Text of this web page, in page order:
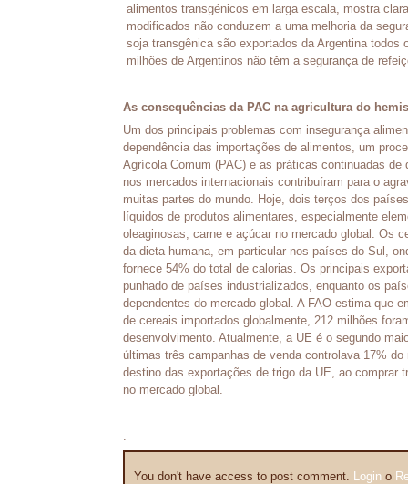
alimentos transgénicos em larga escala, mostra
modificados não conduzem a uma melhoria da
soja transgênica são exportados da Argentina todos
milhões de Argentinos não têm a segurança de
As consequências da PAC na agricultura do
Um dos principais problemas com insegurança
dependência das importações de alimentos, um
Agrícola Comum (PAC) e as práticas continuadas de
nos mercados internacionais contribuíram para o
muitas partes do mundo. Hoje, dois terços dos
líquidos de produtos alimentares, especialmente
oleaginosas, carne e açúcar no mercado global. Os
da dieta humana, em particular nos países do Sul,
fornece 54% do total de calorias. Os principais
punhado de países industrializados, enquanto os
dependentes do mercado global. A FAO estima que
de cereais importados globalmente, 212 milhões
desenvolvimento. Atualmente, a UE é o segundo
últimas três campanhas de venda controlava 17%
destino das exportações de trigo da UE, ao comprar
no mercado global.
You don't have access to post comment. Login o